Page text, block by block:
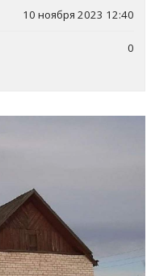
10 ноября 2023 12:40
0